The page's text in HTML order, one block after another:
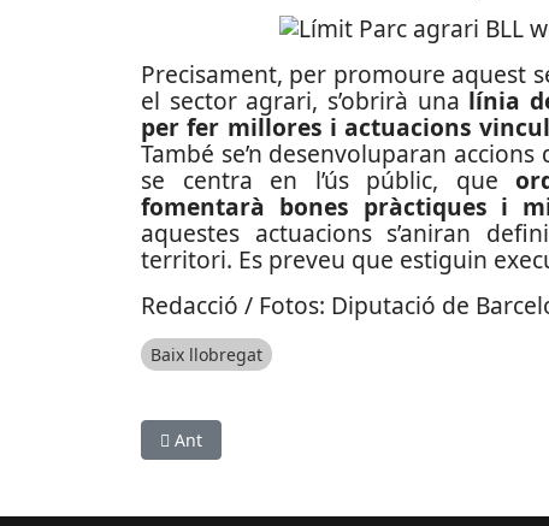
Precisament, per promoure aquest
el sector agrari, s’obrirà una línia
per fer millores i actuacions
També se’n desenvoluparan
se centra en l’ús públic, que
fomentarà bones pràctiques i
aquestes actuacions s’aniran
territori. Es preveu que estiguin
Redacció / Fotos: Diputació de
Baix llobregat
Article anterior: L'Institut Illa dels Banyols del
Ant